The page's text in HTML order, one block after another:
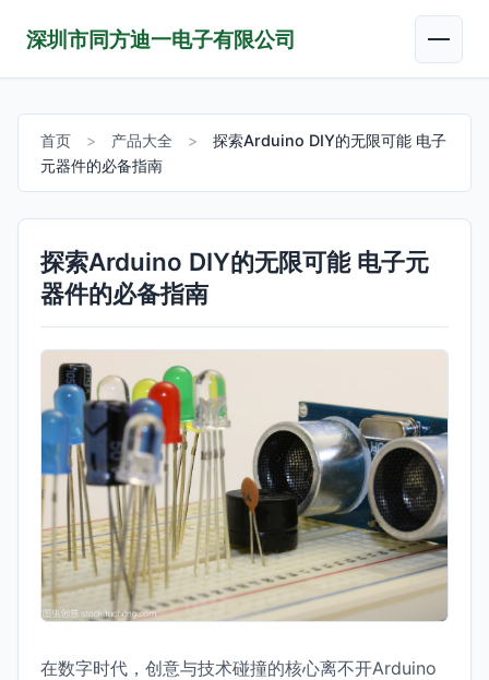
深圳市同方迪一电子有限公司
首页 > 产品大全 >
探索Arduino DIY的无限可能 电子
元器件的必备指南
探索Arduino DIY的无限可能 电子元
器件的必备指南
在数字时代，创意与技术碰撞的核心离不开Arduino